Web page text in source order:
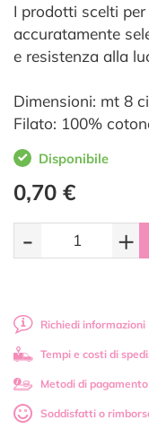
I prodotti scelti
accuratamente
e resistenza alla
Dimensioni: mt 8
Filato: 100%
Disponibile
0,70 €
- +
Richiedi informazioni
Tempi e costi di
Metodi di pagamento
Soddisfatti o